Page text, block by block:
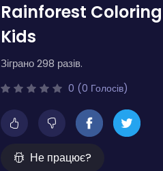
Rainforest
Kids
Зіграно 298 разів.
0 (0 Голосів)
Не працює?